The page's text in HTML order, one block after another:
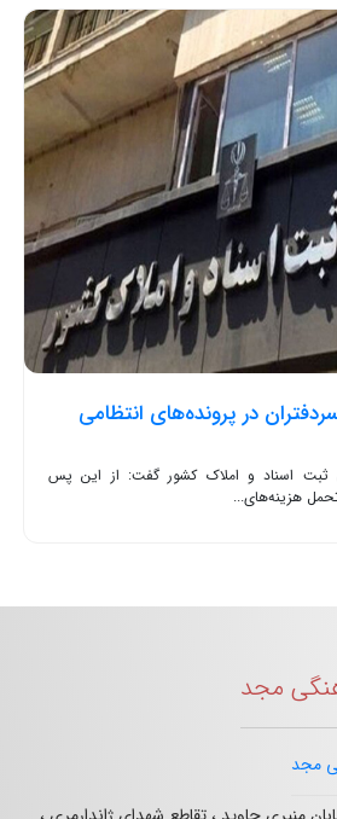
در پرونده‌های انتظامی
ثبت اسناد و املاک کشور گفت: از این پس
هزینه‌های...
مجد
مجد